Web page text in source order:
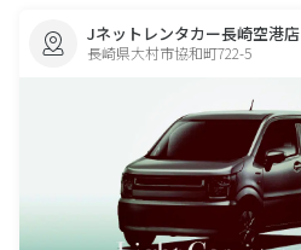
Jネットレンタカー長崎空港店
長崎県大村市協和町722-5